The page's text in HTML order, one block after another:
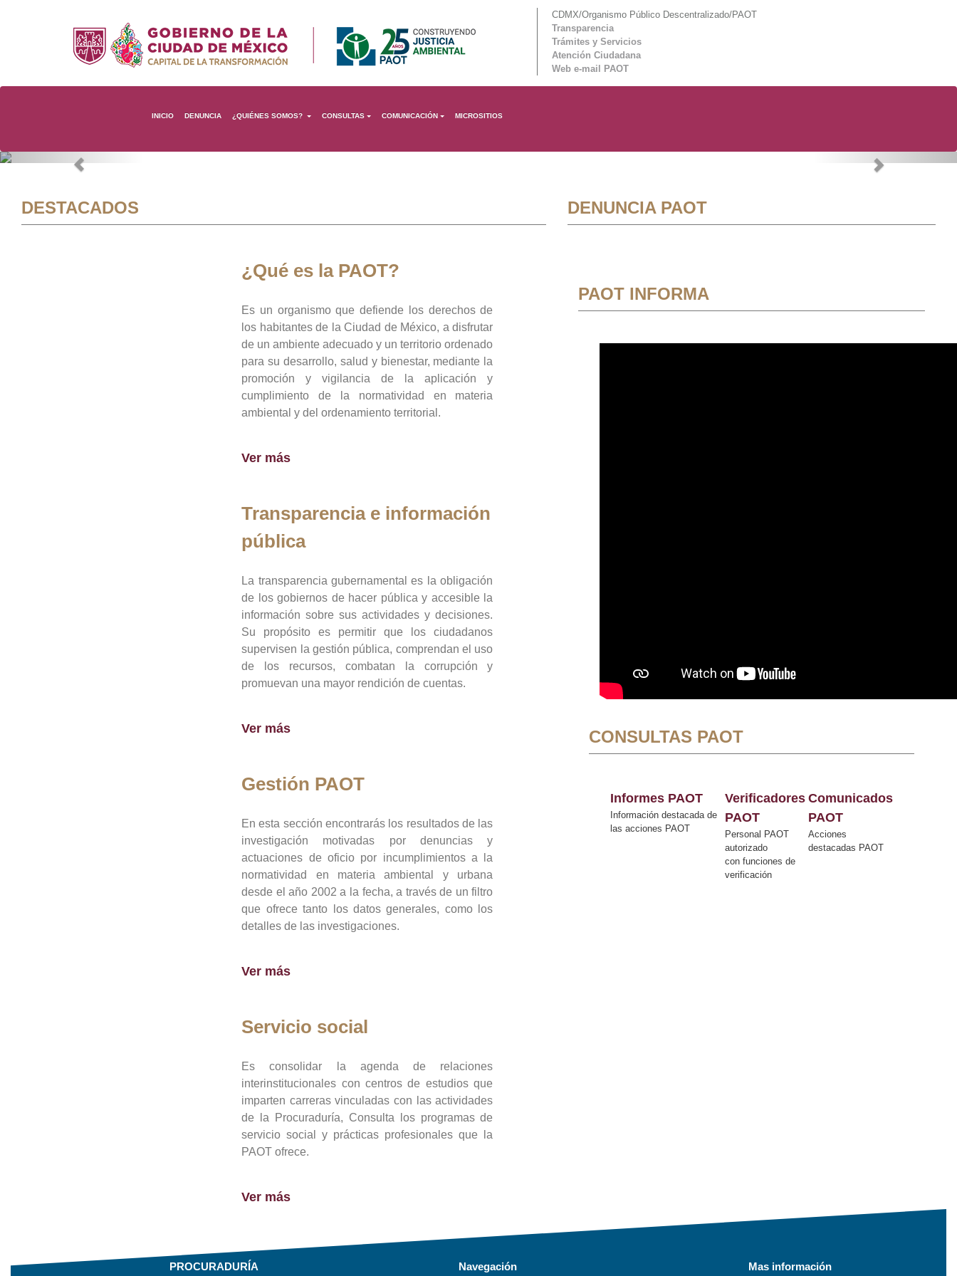
CDMX/Organismo Público Descentralizado/PAOT
Transparencia
Trámites y Servicios
Atención Ciudadana
Web e-mail PAOT
INICIO DENUNCIA ¿QUIÉNES SOMOS? CONSULTAS COMUNICACIÓN MICROSITIOS
Previous Next
DESTACADOS
¿Qué es la PAOT?
Es un organismo que defiende los derechos de
los habitantes de la Ciudad de México, a disfrutar
de un ambiente adecuado y un territorio ordenado
para su desarrollo, salud y bienestar, mediante la
promoción y vigilancia de la aplicación y
cumplimiento de la normatividad en materia
ambiental y del ordenamiento territorial.
Ver más
Transparencia e información
pública
La transparencia gubernamental es la obligación
de los gobiernos de hacer pública y accesible la
información sobre sus actividades y decisiones.
Su propósito es permitir que los ciudadanos
supervisen la gestión pública, comprendan el uso
de los recursos, combatan la corrupción y
promuevan una mayor rendición de cuentas.
Ver más
Gestión PAOT
En esta sección encontrarás los resultados de las
investigación motivadas por denuncias y
actuaciones de oficio por incumplimientos a la
normatividad en materia ambiental y urbana
desde el año 2002 a la fecha, a través de un filtro
que ofrece tanto los datos generales, como los
detalles de las investigaciones.
Ver más
Servicio social
Es consolidar la agenda de relaciones
interinstitucionales con centros de estudios que
imparten carreras vinculadas con las actividades
de la Procuraduría, Consulta los programas de
servicio social y prácticas profesionales que la
PAOT ofrece.
Ver más
DENUNCIA PAOT
PAOT INFORMA
CONSULTAS PAOT
Informes PAOT
Información destacada de
las acciones PAOT
Verificadores
PAOT
Personal PAOT
autorizado
con funciones de
verificación
Comunicados
PAOT
Acciones
destacadas PAOT
PROCURADURÍA Navegación Mas información